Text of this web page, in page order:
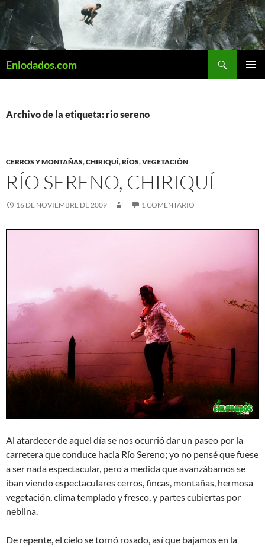
Saltar
al
contenido
Enlodados.com
Archivo de la etiqueta: rio sereno
CERROS Y MONTAÑAS,CHIRIQUÍ,RÍOS,VEGETACIÓN
RÍ­O SERENO, CHIRIQUÍ
16 DE NOVIEMBRE DE 2009 1 COMENTARIO
Al atardecer de aquel día se nos ocurrió dar un paseo por la
carretera que conduce hacia Río Sereno; yo no pensé que fuese
a ser nada espectacular, pero a medida que avanzábamos se
iban viendo espectaculares cerros, fincas, montañas, hermosa
vegetación, clima templado y fresco, y partes cubiertas por
neblina.
De repente, el cielo se tornó rosado, así que bajamos en la